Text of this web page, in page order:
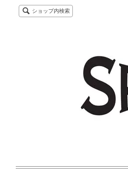
ショップ内検索